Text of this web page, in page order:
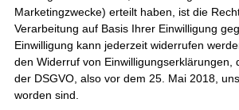
Marketingzwecke) erteilt haben, ist die
Verarbeitung auf Basis Ihrer Einwilligung
Einwilligung kann jederzeit widerrufen
den Widerruf von Einwilligungserklärungen,
der DSGVO, also vor dem 25. Mai 2018,
worden sind.